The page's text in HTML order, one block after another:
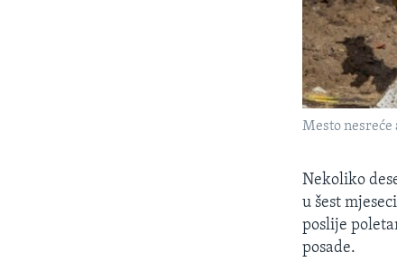
Mesto nesreće
Nekoliko
u šest
poslije
posade.